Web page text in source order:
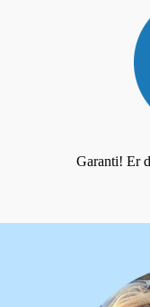
Garanti! Er